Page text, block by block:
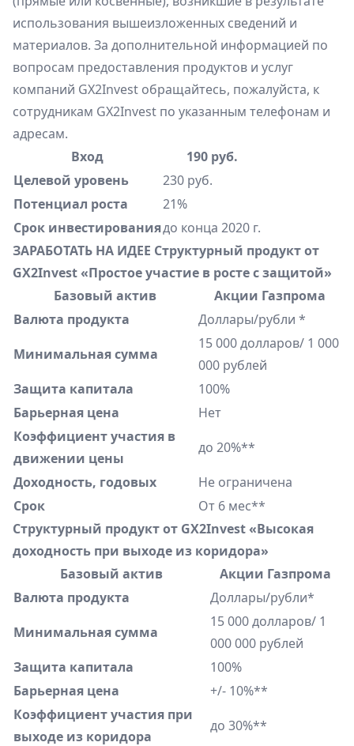
использования вышеизложенных сведений и
материалов. За дополнительной информацией по
вопросам предоставления продуктов и услуг
компаний GX2Invest обращайтесь, пожалуйста, к
сотрудникам GX2Invest по указанным телефонам и
адресам.
Вход
190 руб.
Целевой уровень
230 руб.
Потенциал роста
21%
Срок инвестированиядо конца 2020 г.
ЗАРАБОТАТЬ НА ИДЕЕ Структурный продукт от
GX2Invest «Простое участие в росте с защитой»
Базовый актив
Акции Газпрома
Валюта продукта
Доллары/рубли *
Минимальная сумма
15 000 долларов/ 1 000
000 рублей
Защита капитала
100%
Барьерная цена
Нет
Коэффициент участия в
движении цены
до 20%**
Доходность, годовых
Не ограничена
Срок
От 6 мес**
Структурный продукт от GX2Invest «Высокая
доходность при выходе из коридора»
Базовый актив
Акции Газпрома
Валюта продукта
Доллары/рубли*
Минимальная сумма
15 000 долларов/ 1
000 000 рублей
Защита капитала
100%
Барьерная цена
+/- 10%**
Коэффициент участия при
выходе из коридора
до 30%**